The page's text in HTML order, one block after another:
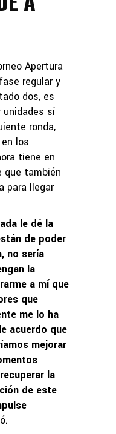
Apertura
regular y
dos, es
unidades sí
ronda,
los
tiene en
que también
para llegar
le dé la
de poder
no sería
la
a mí que
que
me lo ha
acuerdo que
mejorar
la
de este